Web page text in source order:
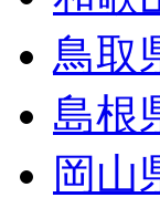
鳥取
島根
岡山